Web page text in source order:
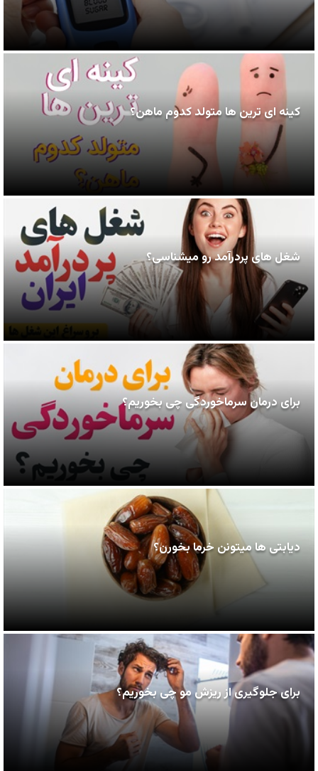
کینه ای ترین ها متولد کدوم ماهن؟
شغل های پردرآمد رو میشناسی؟
برای درمان سرماخوردگی چی بخوریم؟
دیابتی ها میتونن خرما بخورن؟
برای جلوگیری از ریزش مو چی بخوریم؟